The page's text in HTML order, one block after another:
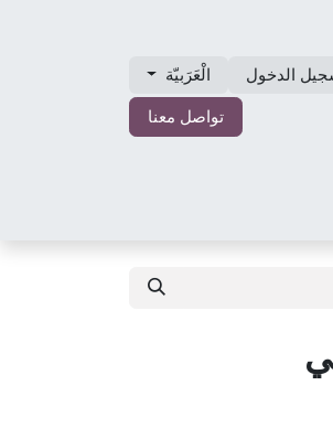
الدخول الْعَرَبيّة
تواصل معنا